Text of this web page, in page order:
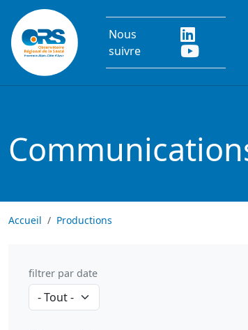
Aller au contenu principal
Nous
suivre
Accueil Productions
filtrer par date